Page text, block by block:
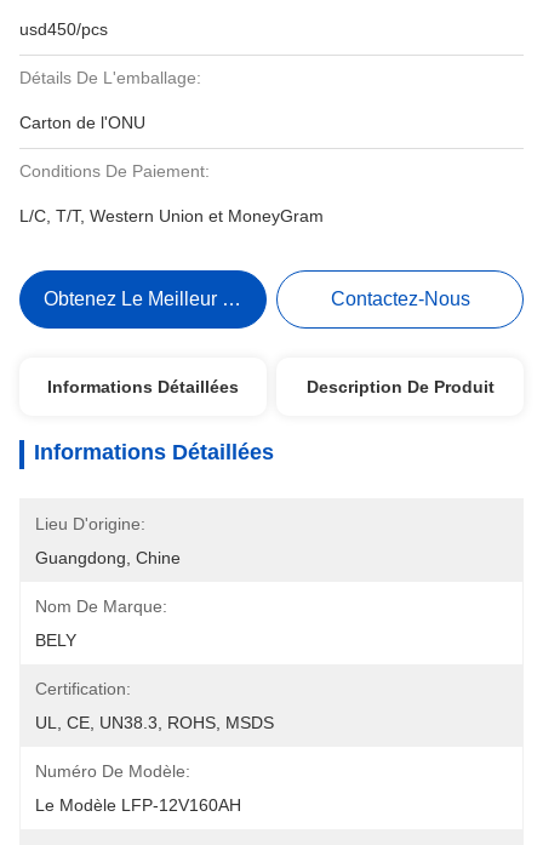
usd450/pcs
Détails De L'emballage:
Carton de l'ONU
Conditions De Paiement:
L/C, T/T, Western Union et MoneyGram
Obtenez Le Meilleur Prix Contactez-Nous
Informations Détaillées Description De Produit
Informations Détaillées
Lieu D'origine:
Guangdong, Chine
Nom De Marque:
BELY
Certification:
UL, CE, UN38.3, ROHS, MSDS
Numéro De Modèle:
Le Modèle LFP-12V160AH